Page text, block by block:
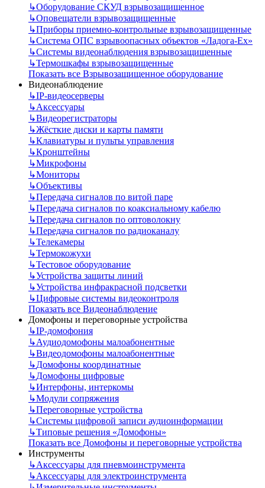
↳Оборудование СКУД взрывозащищенное
↳Оповещатели взрывозащищенные
↳Приборы приемно-контрольные взрывозащищенные
↳Система ОПС взрывоопасных объектов «Ладога-Ex»
↳Системы видеонаблюдения взрывозащищенные
↳Термошкафы взрывозащищенные
Показать все Взрывозащищенное оборудование
Видеонаблюдение
↳IP-видеосерверы
↳Аксессуары
↳Видеорегистраторы
↳Жёсткие диски и карты памяти
↳Клавиатуры и пульты управления
↳Кронштейны
↳Микрофоны
↳Мониторы
↳Объективы
↳Передача сигналов по витой паре
↳Передача сигналов по коаксиальному кабелю
↳Передача сигналов по оптоволокну
↳Передача сигналов по радиоканалу
↳Телекамеры
↳Термокожухи
↳Тестовое оборудование
↳Устройства защиты линий
↳Устройства инфракрасной подсветки
↳Цифровые системы видеоконтроля
Показать все Видеонаблюдение
Домофоны и переговорные устройства
↳IP-домофония
↳Аудиодомофоны малоабонентные
↳Видеодомофоны малоабонентные
↳Домофоны координатные
↳Домофоны цифровые
↳Интерфоны, интеркомы
↳Модули сопряжения
↳Переговорные устройства
↳Системы цифровой записи аудиоинформации
↳Типовые решения «Домофоны»
Показать все Домофоны и переговорные устройства
Инструменты
↳Аксессуары для пневмоинструмента
↳Аксессуары для электроинструмента